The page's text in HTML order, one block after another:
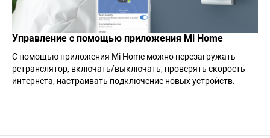
Управление с помощью приложения Mi Home
С помощью приложения Mi Home можно перезагружать
ретранслятор, включать/выключать, проверять скорость
интернета, настраивать подключение новых устройств.